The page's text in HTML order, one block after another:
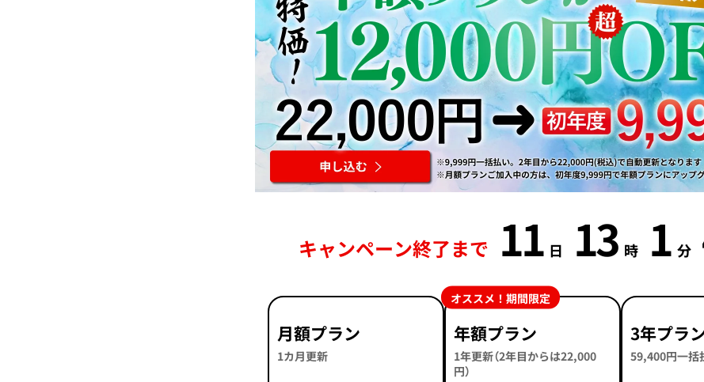
キャンペーン終了まで 11 日 13 時 1 分
月額プラン
1カ月更新
年額プラン
1年更新（2年目からは22,000
円）
オススメ！期間限定
3年プラ
59,400円一括